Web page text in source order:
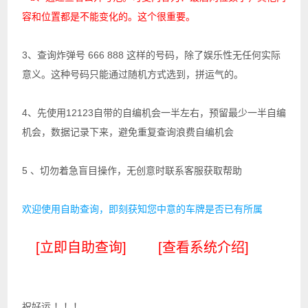
容和位置都是不能变化的。 这个很重要。
3、查询炸弹号 666 888 这样的号码，除了娱乐性无任何实际
意义。这种号码只能通过随机方式选到，拼运气的。
4、先使用12123自带的自编机会一半左右，预留最少一半自编
机会，数据记录下来，避免重复查询浪费自编机会
5 、切勿着急盲目操作，无创意时联系客服获取帮助
欢迎使用自助查询，即刻获知您中意的车牌是否已有所属
[立即自助查询] [查看系统介绍]